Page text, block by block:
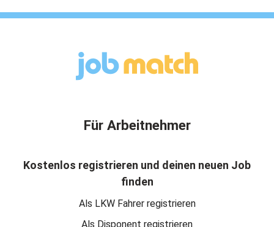
Für Arbeitnehmer
Kostenlos registrieren und deinen neuen Job
finden
Als LKW Fahrer registrieren
Als Disponent registrieren